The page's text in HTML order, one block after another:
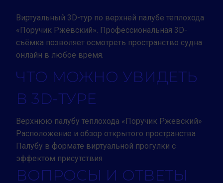
Виртуальный 3D-тур по верхней палубе теплохода
«Поручик Ржевский». Профессиональная 3D-
съёмка позволяет осмотреть пространство судна
онлайн в любое время.
ЧТО МОЖНО УВИДЕТЬ
В 3D-ТУРЕ
Верхнюю палубу теплохода «Поручик Ржевский»
Расположение и обзор открытого пространства
Палубу в формате виртуальной прогулки с
эффектом присутствия
ВОПРОСЫ И ОТВЕТЫ